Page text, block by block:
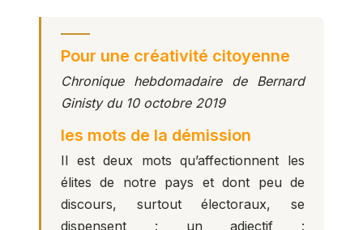
Pour une créativité citoyenne
Chronique hebdomadaire de Bernard
Ginisty du 10 octobre 2019
les mots de la démission
Il est deux mots qu’affectionnent les
élites de notre pays et dont peu de
discours, surtout électoraux, se
dispensent : un adjectif :